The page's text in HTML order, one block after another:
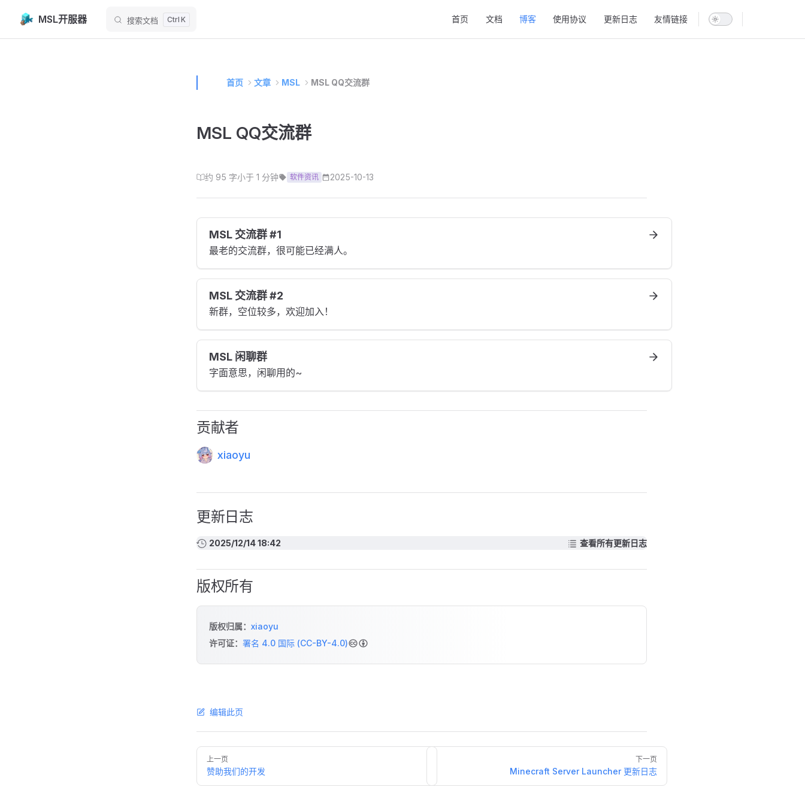
Skip to content
MSL开服器 搜索文档 首页 文档 博客 使用协议 更新日志 友情链接
首页 文章 MSL MSL QQ交流群
MSL QQ交流群
约 95 字小于 1 分钟 软件资讯 2025-10-13
MSL 交流群 #1
最老的交流群，很可能已经满人。
MSL 交流群 #2
新群，空位较多，欢迎加入！
MSL 闲聊群
字面意思，闲聊用的~
贡献者
xiaoyu
更新日志
2025/12/14 18:42 查看所有更新日志
版权所有
版权归属： xiaoyu
许可证： 署名 4.0 国际 (CC-BY-4.0)
编辑此页
上一页
赞助我们的开发
下一页
Minecraft Server Launcher 更新日志